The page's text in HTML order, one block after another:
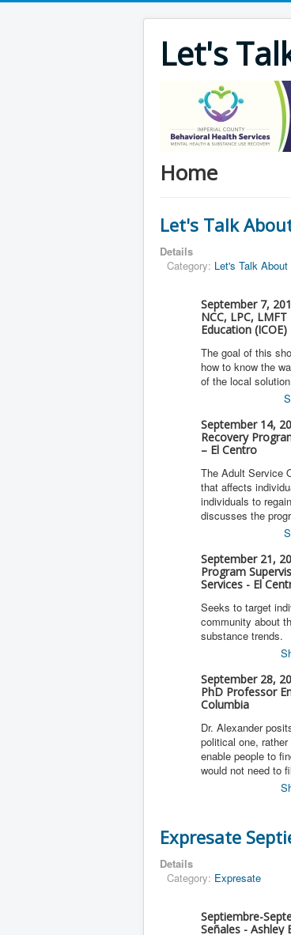
Let's
Home
Let's Talk
Details
Category: Let's Talk
September 7,
NCC, LPC,
Education (ICOE)
The goal of this
how to know the
of the local
September 14,
Recovery
– El Centro
The Adult Service
that affects
individuals to
discusses the
September 21,
Program
Services - El
Seeks to target
community about
substance trends.
September 28,
PhD Professor
Columbia
Dr. Alexander
political one,
enable people to
would not need to
Expresate
Details
Category: Expresate
Septiembre-
Señales - Ashley